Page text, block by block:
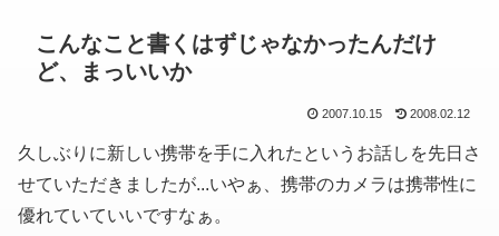
こんなこと書くはずじゃなかったんだけ
ど、まっいいか
2007.10.15 2008.02.12
久しぶりに新しい携帯を手に入れたというお話しを先日さ
せていただきましたが...いやぁ、携帯のカメラは携帯性に
優れていていいですなぁ。